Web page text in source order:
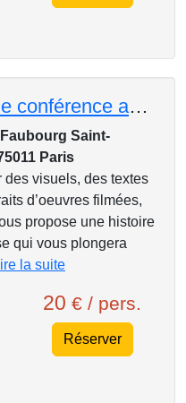
Cycle de conférence au Mk2, Entrons dans la danse : La danse classique, de Petipa à Maurice Béjart
Saint-
Paris
des visuels, des textes
d’oeuvres filmées,
propose une histoire
qui vous plongera
lire la suite
20 € / pers.
Réserver